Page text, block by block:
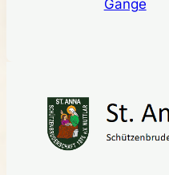
Gange